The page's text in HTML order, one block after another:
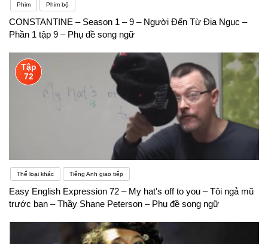
Phim Phim bộ
CONSTANTINE – Season 1 – 9 – Người Đến Từ Địa Ngục –
Phần 1 tập 9 – Phụ đề song ngữ
Tập
72
Thể loại khác Tiếng Anh giao tiếp
Easy English Expression 72 – My hat's off to you – Tôi ngả mũ
trước bạn – Thầy Shane Peterson – Phụ đề song ngữ